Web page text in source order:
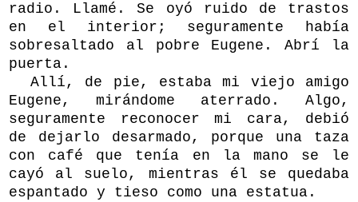
radio. Llamé. Se oyó ruido de trastos
en el interior; seguramente había
sobresaltado al pobre Eugene. Abrí la
puerta.
Allí, de pie, estaba mi viejo amigo
Eugene, mirándome aterrado. Algo,
seguramente reconocer mi cara, debió
de dejarlo desarmado, porque una taza
con café que tenía en la mano se le
cayó al suelo, mientras él se quedaba
espantado y tieso como una estatua.